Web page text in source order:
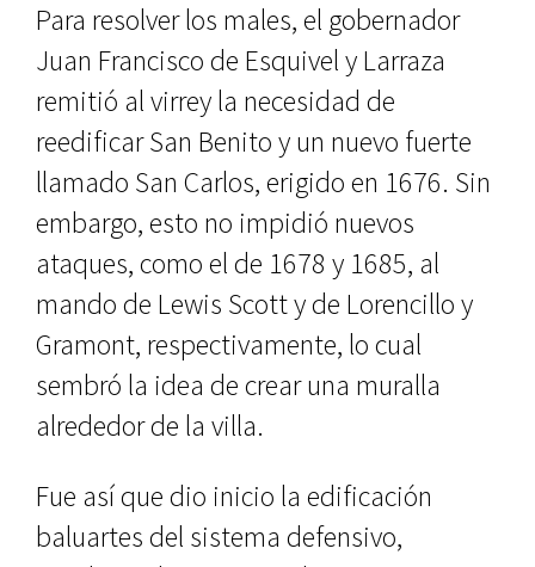
Para resolver los males, el gober­nador
Juan Francisco de Esquivel y Larraza
remitió al virrey la necesidad de
reedificar San Benito y un nuevo fuerte
llamado San Carlos, erigido en 1676. Sin
embargo, esto no impi­dió nuevos
ataques, como el de 1678 y 1685, al
mando de Lewis Scott y de Lo­rencillo y
Gramont, respectivamente, lo cual
sembró la idea de crear una muralla
alrededor de la villa.
Fue así que dio inicio la edifica­ción
baluartes del sistema defensivo,